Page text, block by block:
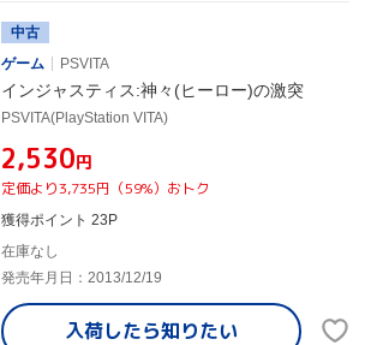
中古
ゲーム
PSVITA
インジャスティス:神々(ヒーロー)の激突
PSVITA(PlayStation VITA)
¥2,530円
定価より3,735円（59%）おトク
獲得ポイント 23P
在庫なし
発売年月日：2013/12/19
入荷したら知りたい